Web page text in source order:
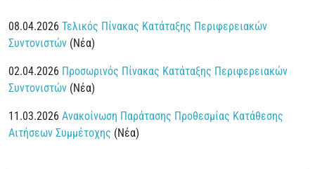
08.04.2026 Τελικός Πίνακας Κατάταξης Περιφερειακών
Συντονιστών (Νέα)
02.04.2026 Προσωρινός Πίνακας Κατάταξης Περιφερειακών
Συντονιστών (Νέα)
11.03.2026 Ανακοίνωση Παράτασης Προθεσμίας Κατάθεσης
Αιτήσεων Συμμέτοχης (Νέα)